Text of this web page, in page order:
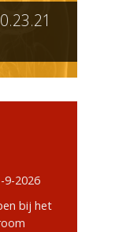
9-2026
bij het